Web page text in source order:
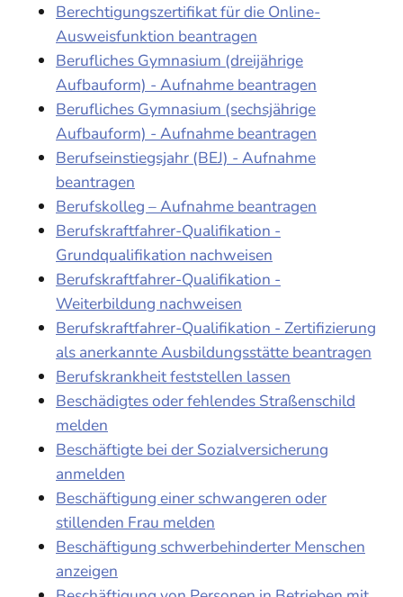
Berechtigungszertifikat für die Online-
Ausweisfunktion beantragen
Berufliches Gymnasium (dreijährige
Aufbauform) - Aufnahme beantragen
Berufliches Gymnasium (sechsjährige
Aufbauform) - Aufnahme beantragen
Berufseinstiegsjahr (BEJ) - Aufnahme
beantragen
Berufskolleg – Aufnahme beantragen
Berufskraftfahrer-Qualifikation -
Grundqualifikation nachweisen
Berufskraftfahrer-Qualifikation -
Weiterbildung nachweisen
Berufskraftfahrer-Qualifikation - Zertifizierung
als anerkannte Ausbildungsstätte beantragen
Berufskrankheit feststellen lassen
Beschädigtes oder fehlendes Straßenschild
melden
Beschäftigte bei der Sozialversicherung
anmelden
Beschäftigung einer schwangeren oder
stillenden Frau melden
Beschäftigung schwerbehinderter Menschen
anzeigen